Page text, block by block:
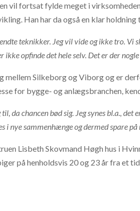
vil fortsat fylde meget i
Han har da også en klar holdning
teknikker. Jeg vil vide og ikke tro.
opfinde det hele selv. Det er der nogle
mellem Silkeborg og Viborg og er
for bygge- og anlægsbranchen,
da chancen bød sig. Jeg synes bl.a.,
i nye sammenhænge og dermed spare
Lisbeth Skovmand Høgh hus i
på henholdsvis 20 og 23 år fra et